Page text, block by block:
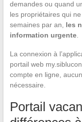
demandes ou quand
les propriétaires qui
semaines par an, les
information urgente.
La connexion à
portail web
compte en ligne,
nécessaire.
Portail